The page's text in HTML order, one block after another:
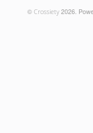
© Crossiety 2026.